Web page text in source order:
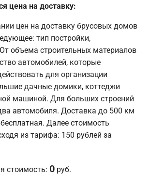
цена на доставку:
цен на доставку брусовых домов
тип постройки,
объема строительных материалов
автомобилей, которые
для организации
дачные домики, коттеджи
машиной. Для больших строений
автомобиля. Доставка до 500 км
Далее стоимость
из тарифа: 150 рублей за
стоимость: 0 руб.